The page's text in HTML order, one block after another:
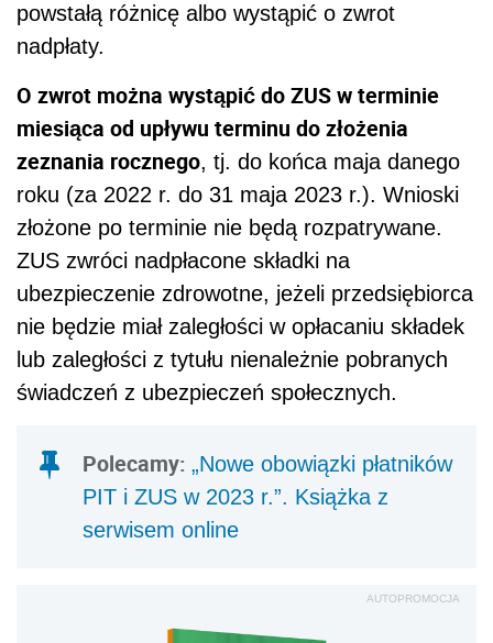
powstałą różnicę albo wystąpić o zwrot
nadpłaty.
O zwrot można wystąpić do ZUS w terminie
miesiąca od upływu terminu do złożenia
zeznania rocznego, tj. do końca maja danego
roku (za 2022 r. do 31 maja 2023 r.). Wnioski
złożone po terminie nie będą rozpatrywane.
ZUS zwróci nadpłacone składki na
ubezpieczenie zdrowotne, jeżeli przedsiębiorca
nie będzie miał zaległości w opłacaniu składek
lub zaległości z tytułu nienależnie pobranych
świadczeń z ubezpieczeń społecznych.
Polecamy: „Nowe obowiązki płatników
PIT i ZUS w 2023 r.”. Książka z
serwisem online
AUTOPROMOCJA